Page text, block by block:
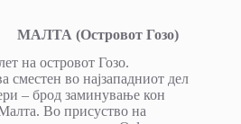
МАЛТА (Островот Гозо)
на островот Гозо.
во најзападниот дел
– брод заминување кон
Во присуство на